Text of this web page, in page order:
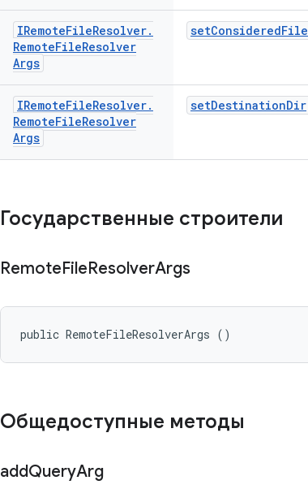
IRemoteFileResolver.
RemoteFileResolver
Args
setConsideredFile
IRemoteFileResolver.
RemoteFileResolver
Args
setDestinationDir
Государственные строители
RemoteFileResolverArgs
public RemoteFileResolverArgs ()
Общедоступные методы
addQueryArg